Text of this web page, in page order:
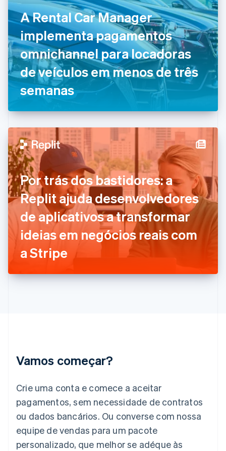
A Rental Car Manager
implementa pagamentos
omnichannel para locadoras
de veículos em menos de três
semanas
Por trás dos bastidores: a
Replit ajuda desenvolvedores
de aplicativos a transformar
ideias em negócios reais com
a Stripe
Vamos começar?
Crie uma conta e comece a aceitar
pagamentos, sem necessidade de contratos
ou dados bancários. Ou converse com nossa
equipe de vendas para um pacote
personalizado, que melhor se adéque às
English
Croácia
English Italiano
Dinamarca
English
Emirados Árabes Unidos
English
Eslováquia
English
EnglishItaliano
Espanha
Español English
Estados Unidos
English Español简体中文
Estônia
English
Finlândia
EnglishSvenska
França
Français English
Gibraltar
English
Grécia
English
English
日本語English
Liechtenstein
DeutschEnglish
Lituânia
English
Luxemburgo
FrançaisDeutsch English